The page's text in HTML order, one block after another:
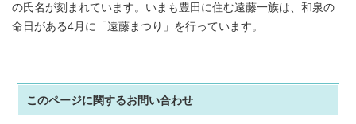
の氏名が刻まれています。いまも豊田に住む遠藤一族は、和泉の
命日がある4月に「遠藤まつり」を行っています。
このページに関するお問い合わせ